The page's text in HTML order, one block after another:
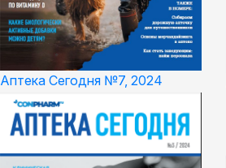
Аптека Сегодня №7, 2024